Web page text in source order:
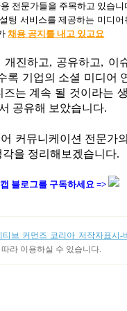
전문가들을 주목하고 있습니
팅 서비스를 제공하는 미디
채용 공지를 내고 있고요
개진하고, 공유하고, 이
록 기업의 소셜 미디어
는 계속 될 것이라는
공유해 보았습니다.
커뮤니케이션 전문가
을 정리해보겠습니다.
블로그를 구독하세요 =>
티브 커먼즈 코리아 저작자표시-
라 이용하실 수 있습니다.